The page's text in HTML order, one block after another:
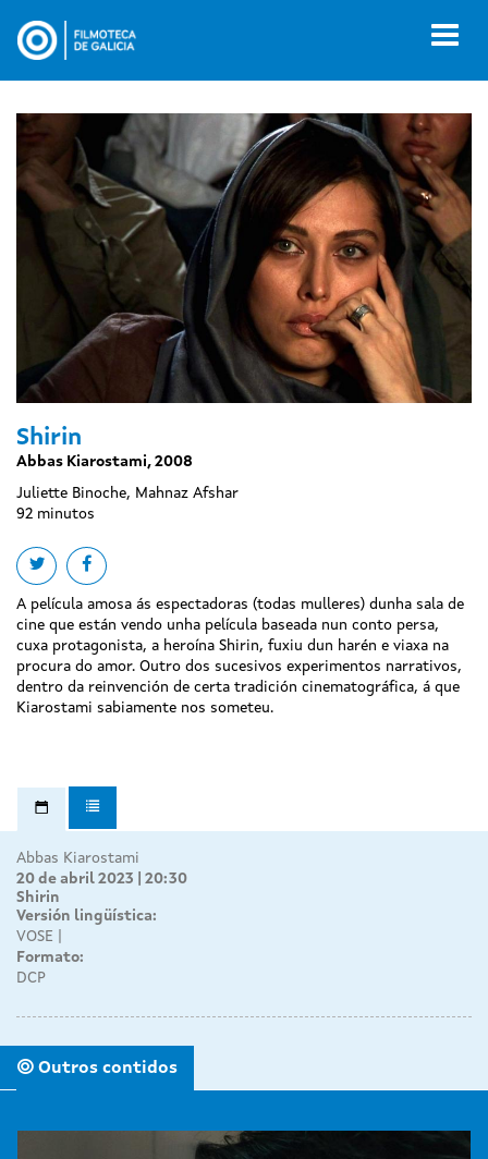
contido
Shirin
Abbas Kiarostami, 2008
Juliette Binoche, Mahnaz Afshar
92 minutos
Share on twitter
Share on facebook
A película amosa ás espectadoras (todas mulleres) dunha sala de
cine que están vendo unha película baseada nun conto persa,
cuxa protagonista, a heroína Shirin, fuxiu dun harén e viaxa na
procura do amor. Outro dos sucesivos experimentos narrativos,
dentro da reinvención de certa tradición cinematográfica, á que
Kiarostami sabiamente nos someteu.
Abbas Kiarostami
20 de abril 2023 | 20:30
Shirin
Versión lingüística:
VOSE
Formato:
DCP
Outros contidos